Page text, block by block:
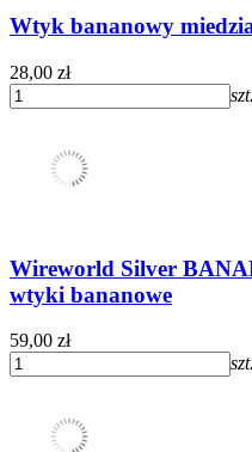
Wtyk bananowy
28,00 zł
szt.
Wireworld Silver
wtyki bananowe
59,00 zł
szt.